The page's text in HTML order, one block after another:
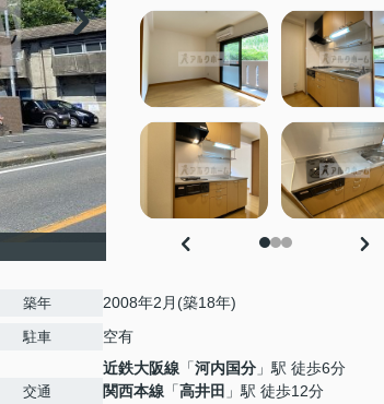
築年 2008年2月(築18年)
駐車 空有
交通
近鉄大阪線 「河内国分 」駅 徒歩6分
関西本線 「高井田 」駅 徒歩12分